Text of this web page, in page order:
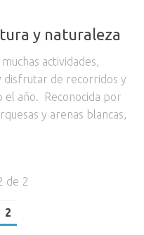
y naturaleza
actividades,
disfrutar de recorridos y
el año. Reconocida por
y arenas blancas,
de 2
2